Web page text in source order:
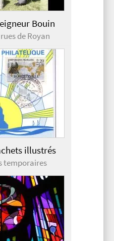
Bouin
de Royan
illustrés
temporaires